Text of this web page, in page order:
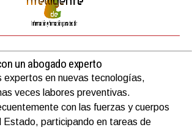
un abogado experto
expertos en nuevas tecnologías,
veces labores preventivas.
con las fuerzas y cuerpos
Estado, participando en tareas de